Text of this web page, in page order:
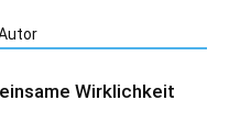
Wirklichkeit